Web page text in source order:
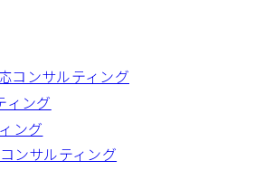
コンサルティング
ィング
ング
ンサルティング